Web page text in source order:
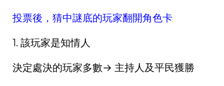
投票後，猜中謎底的玩家翻開角色卡
1. 該玩家是知情人
決定處決的玩家多數→ 主持人及平民獲勝